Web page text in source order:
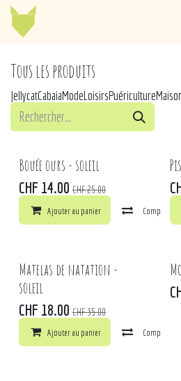
Se rendre au contenu
Tous les produits
JellycatCabaiaModeLoisirsPuériculture
Bouée ours - soleil
CHF 14.00 CHF25.00
Ajouter au panier Comparer
Matelas de natation -
soleil
CHF 18.00 CHF35.00
Ajouter au panier Comparer